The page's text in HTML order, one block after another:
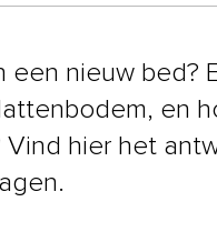
nieuw bed?
en
hier het